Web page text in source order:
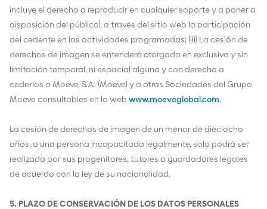
incluye el derecho a reproducir en cualquier soporte y a poner a
disposición del público), a través del sitio web la participación
del cedente en las actividades programadas; (iii) La cesión de
derechos de imagen se entenderá otorgada en exclusiva y sin
limitación temporal, ni espacial alguna y con derecho a
cederlos a Moeve, S.A. (Moeve) y a otras Sociedades del Grupo
Moeve consultables en la web www.moeveglobal.com.
La cesión de derechos de imagen de un menor de dieciocho
años, o una persona incapacitada legalmente, solo podrá ser
realizada por sus progenitores, tutores o guardadores legales
de acuerdo con la ley de su nacionalidad.
5. PLAZO DE CONSERVACIÓN DE LOS DATOS PERSONALES